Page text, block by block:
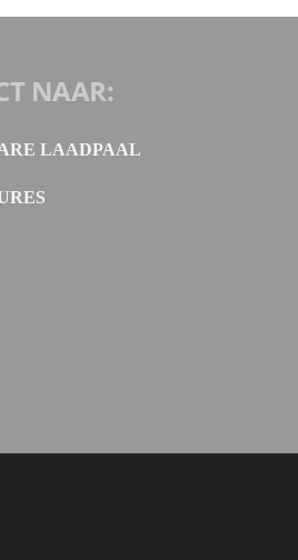
NAAR:
LAADPAAL